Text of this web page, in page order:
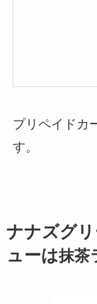
プリペイドカ
す。
ナナズグ
ューは抹茶